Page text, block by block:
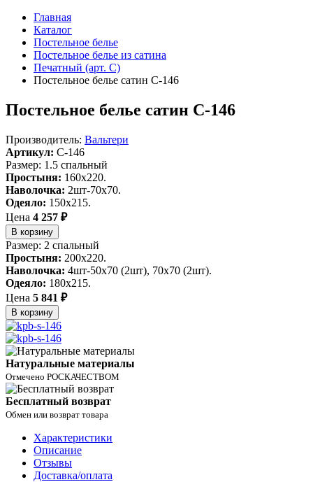
Главная
Каталог
Постельное белье
Постельное белье из сатина
Печатный (арт. С)
Постельное белье сатин С-146
Постельное белье сатин С-146
Производитель: Вальтери
Артикул: C-146
Размер: 1.5 спальный
Простыня: 160х220.
Наволочка: 2шт-70х70.
Одеяло: 150х215.
Цена 4 257 ₽
В корзину
Размер: 2 спальный
Простыня: 200х220.
Наволочка: 4шт-50х70 (2шт), 70х70 (2шт).
Одеяло: 180х215.
Цена 5 841 ₽
В корзину
Натуральные материалы
Отмечено РОСКАЧЕСТВОМ
Бесплатный возврат
Обмен или возврат товара
Характеристики
Описание
Отзывы
Доставка/оплата